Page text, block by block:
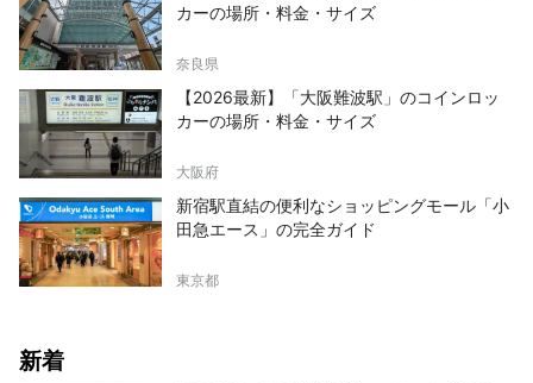
カーの場所・料金・サイズ
奈良県
【2026最新】「大阪難波駅」のコインロッ
カーの場所・料金・サイズ
大阪府
新宿駅直結の便利なショッピングモール「小
田急エース」の完全ガイド
東京都
新着